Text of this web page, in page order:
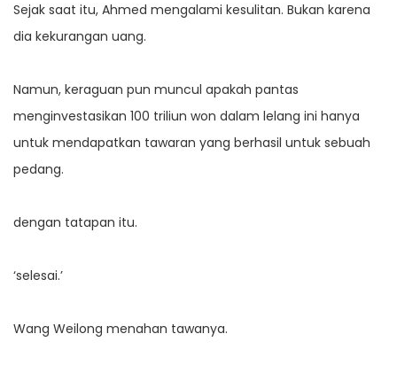
Sejak saat itu, Ahmed mengalami kesulitan. Bukan karena
dia kekurangan uang.
Namun, keraguan pun muncul apakah pantas
menginvestasikan 100 triliun won dalam lelang ini hanya
untuk mendapatkan tawaran yang berhasil untuk sebuah
pedang.
dengan tatapan itu.
‘selesai.’
Wang Weilong menahan tawanya.